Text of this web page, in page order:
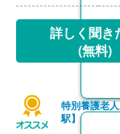
詳しく聞き
(無料)
特別養護老
駅】